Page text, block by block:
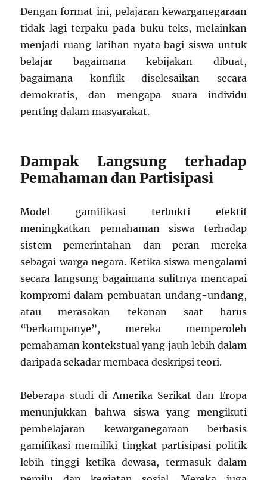
Dengan format ini, pelajaran kewarganegaraan
tidak lagi terpaku pada buku teks, melainkan
menjadi ruang latihan nyata bagi siswa untuk
belajar bagaimana kebijakan dibuat,
bagaimana konflik diselesaikan secara
demokratis, dan mengapa suara individu
penting dalam masyarakat.
Dampak Langsung terhadap
Pemahaman dan Partisipasi
Model gamifikasi terbukti efektif
meningkatkan pemahaman siswa terhadap
sistem pemerintahan dan peran mereka
sebagai warga negara. Ketika siswa mengalami
secara langsung bagaimana sulitnya mencapai
kompromi dalam pembuatan undang-undang,
atau merasakan tekanan saat harus
“berkampanye”, mereka memperoleh
pemahaman kontekstual yang jauh lebih dalam
daripada sekadar membaca deskripsi teori.
Beberapa studi di Amerika Serikat dan Eropa
menunjukkan bahwa siswa yang mengikuti
pembelajaran kewarganegaraan berbasis
gamifikasi memiliki tingkat partisipasi politik
lebih tinggi ketika dewasa, termasuk dalam